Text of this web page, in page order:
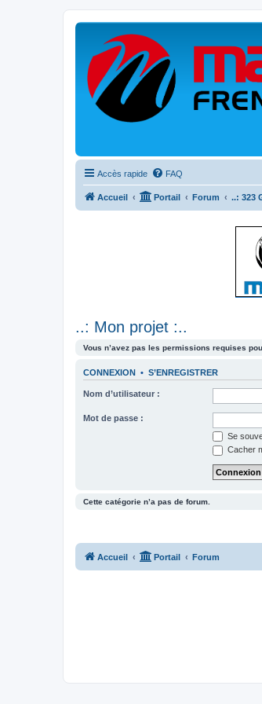
Accès rapide FAQ
Accueil Portail Forum ..: 323
..: Mon projet :..
Vous n’avez pas les permissions requises
CONNEXION • S’ENREGISTRER
Nom d’utilisateur :
Mot de passe :
Se
Cacher
Cette catégorie n’a pas de forum.
Accueil Portail Forum